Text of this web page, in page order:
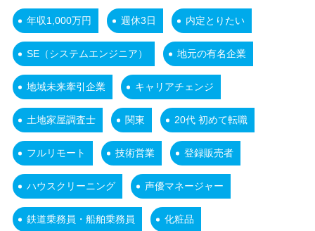
年収1,000万円 週休3日 内定とりたい
SE（システムエンジニア） 地元の有名企業
地域未来牽引企業 キャリアチェンジ
土地家屋調査士 関東 20代 初めて転職
フルリモート 技術営業 登録販売者
ハウスクリーニング 声優マネージャー
鉄道乗務員・船舶乗務員 化粧品